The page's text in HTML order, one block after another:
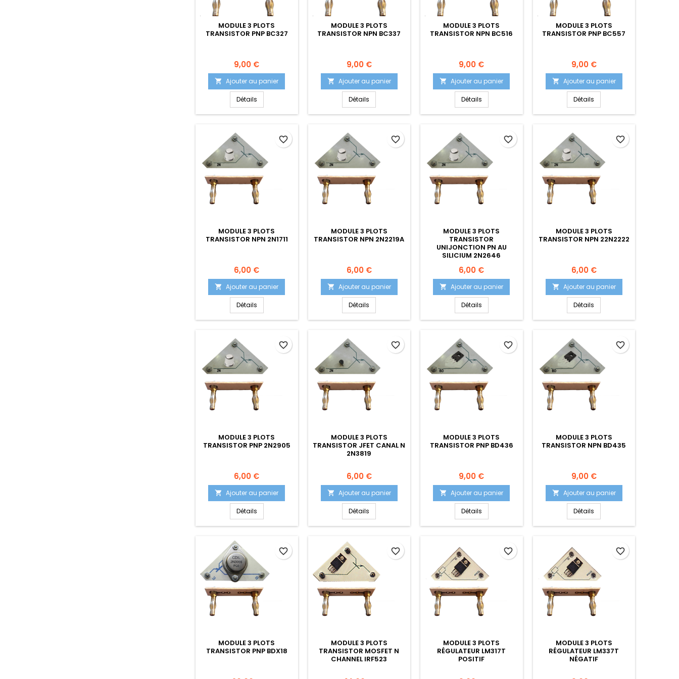
MODULE 3 PLOTS
TRANSISTOR PNP BC327
Prix
9,00 €
 Ajouter au panier
Détails
MODULE 3 PLOTS
TRANSISTOR NPN BC337
Prix
9,00 €
 Ajouter au panier
Détails
MODULE 3 PLOTS
TRANSISTOR NPN BC516
Prix
9,00 €
 Ajouter au panier
Détails
MODULE 3 PLOTS
TRANSISTOR PNP BC557
Prix
9,00 €
 Ajouter au panier
Détails
MODULE 3 PLOTS
TRANSISTOR NPN 2N1711
Prix
6,00 €
 Ajouter au panier
Détails
favorite_border
MODULE 3 PLOTS
TRANSISTOR NPN 2N2219A
Prix
6,00 €
 Ajouter au panier
Détails
favorite_border
MODULE 3 PLOTS
TRANSISTOR
UNIJONCTION PN AU
SILICIUM 2N2646
Prix
6,00 €
 Ajouter au panier
Détails
favorite_border
MODULE 3 PLOTS
TRANSISTOR NPN 22N2222
Prix
6,00 €
 Ajouter au panier
Détails
favorite_border
MODULE 3 PLOTS
TRANSISTOR PNP 2N2905
Prix
6,00 €
 Ajouter au panier
Détails
favorite_border
MODULE 3 PLOTS
TRANSISTOR JFET CANAL N
2N3819
Prix
6,00 €
 Ajouter au panier
Détails
favorite_border
MODULE 3 PLOTS
TRANSISTOR PNP BD436
Prix
9,00 €
 Ajouter au panier
Détails
favorite_border
MODULE 3 PLOTS
TRANSISTOR NPN BD435
Prix
9,00 €
 Ajouter au panier
Détails
favorite_border
MODULE 3 PLOTS
TRANSISTOR PNP BDX18
favorite_border
MODULE 3 PLOTS
TRANSISTOR MOSFET N
CHANNEL IRF523
favorite_border
MODULE 3 PLOTS
RÉGULATEUR LM317T
POSITIF
favorite_border
MODULE 3 PLOTS
RÉGULATEUR LM337T
NÉGATIF
favorite_border